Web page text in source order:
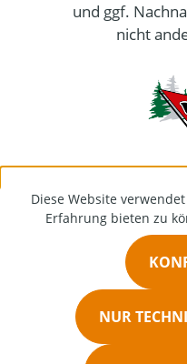
und ggf.
nicht
Diese Website
Erfahrung bieten zu
NUR